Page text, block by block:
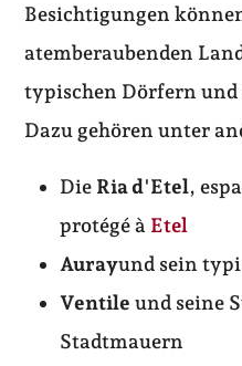
Besichtigungen
atemberaubenden
typischen Dörfern
Dazu gehören unter
Die Ria d'Etel,
protégé à Etel
Aurayund sein
Ventile und seine
Stadtmauern